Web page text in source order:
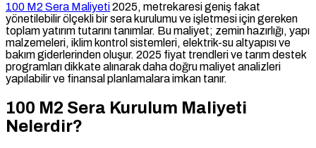
100 M2 Sera Maliyeti2025, metrekaresi geniş fakat
yönetilebilir ölçekli bir sera kurulumu ve işletmesi için gereken
toplam yatırım tutarını tanımlar. Bu maliyet; zemin hazırlığı, yapı
malzemeleri, iklim kontrol sistemleri, elektrik-su altyapısı ve
bakım giderlerinden oluşur. 2025 fiyat trendleri ve tarım destek
programları dikkate alınarak daha doğru maliyet analizleri
yapılabilir ve finansal planlamalara imkan tanır.
100 M2 Sera Kurulum Maliyeti
Nelerdir?